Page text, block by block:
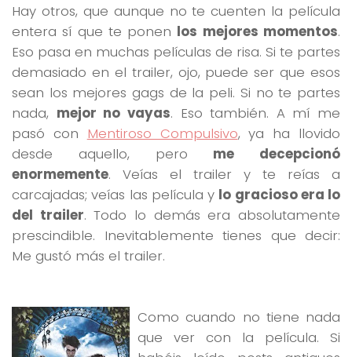
Hay otros, que aunque no te cuenten la película
entera sí que te ponen los mejores momentos.
Eso pasa en muchas películas de risa. Si te partes
demasiado en el trailer, ojo, puede ser que esos
sean los mejores gags de la peli. Si no te partes
nada, mejor no vayas. Eso también. A mí me
pasó con Mentiroso Compulsivo, ya ha llovido
desde aquello, pero me decepcionó
enormemente. Veías el trailer y te reías a
carcajadas; veías las película y lo gracioso era lo
del trailer. Todo lo demás era absolutamente
prescindible. Inevitablemente tienes que decir:
Me gustó más el trailer.
Como cuando no tiene nada
que ver con la película. Si